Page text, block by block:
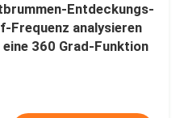
Entdeckungs-
Frequenz analysieren
eine 360 Grad-Funktion